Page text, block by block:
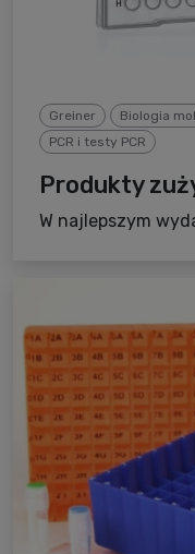
Greiner Biologia
PCR i testy PCR
Produkty
W najlepszym